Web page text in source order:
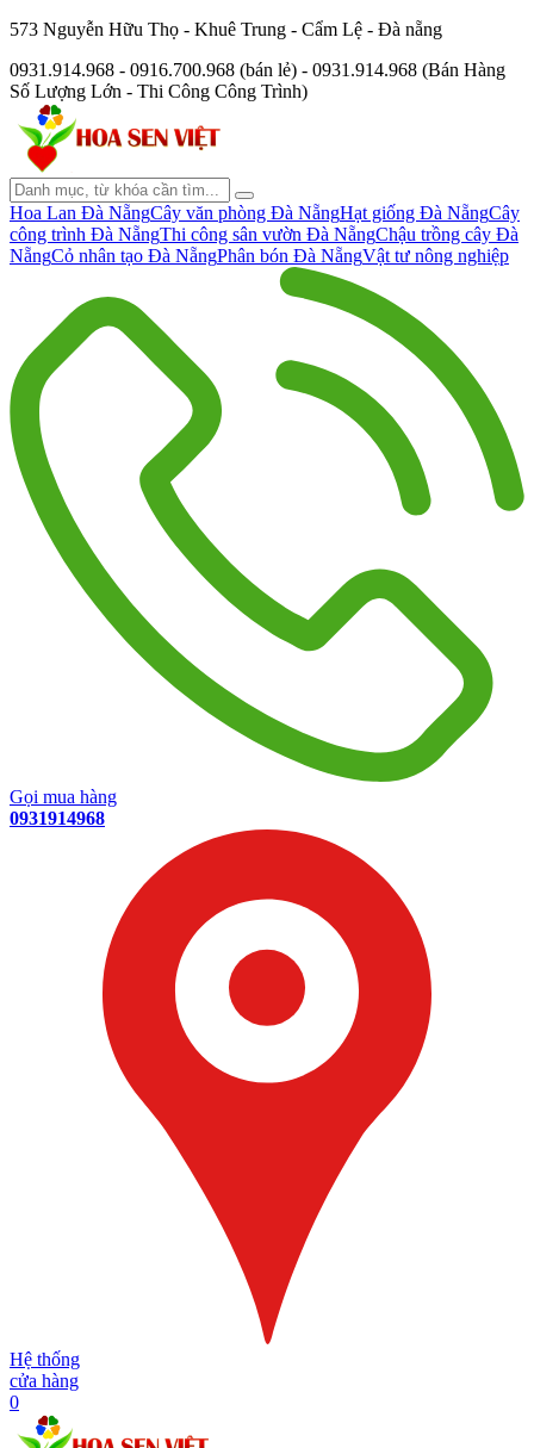
573 Nguyễn Hữu Thọ - Khuê Trung - Cẩm Lệ - Đà nẵng
0931.914.968 - 0916.700.968 (bán lẻ) - 0931.914.968 (Bán Hàng
Số Lượng Lớn - Thi Công Công Trình)
Hoa Lan Đà NẵngCây văn phòng Đà NẵngHạt giống Đà NẵngCây
công trình Đà NẵngThi công sân vườn Đà NẵngChậu trồng cây Đà
NẵngCỏ nhân tạo Đà NẵngPhân bón Đà NẵngVật tư nông nghiệp
Gọi mua hàng
0931914968
Hệ thống
cửa hàng
0